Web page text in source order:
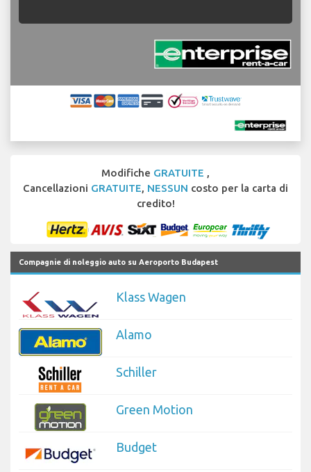
Modifiche GRATUITE ,
Cancellazioni GRATUITE, NESSUN costo per la carta di
credito!
Compagnie di noleggio auto su Aeroporto Budapest
Klass Wagen
Alamo
Schiller
Green Motion
Budget